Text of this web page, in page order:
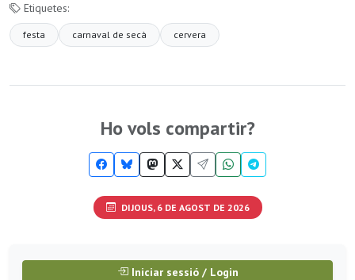
Etiquetes:
festa carnaval de secà cervera
Ho vols compartir?
DIJOUS, 6 DE AGOST DE 2026
Iniciar sessió / Login